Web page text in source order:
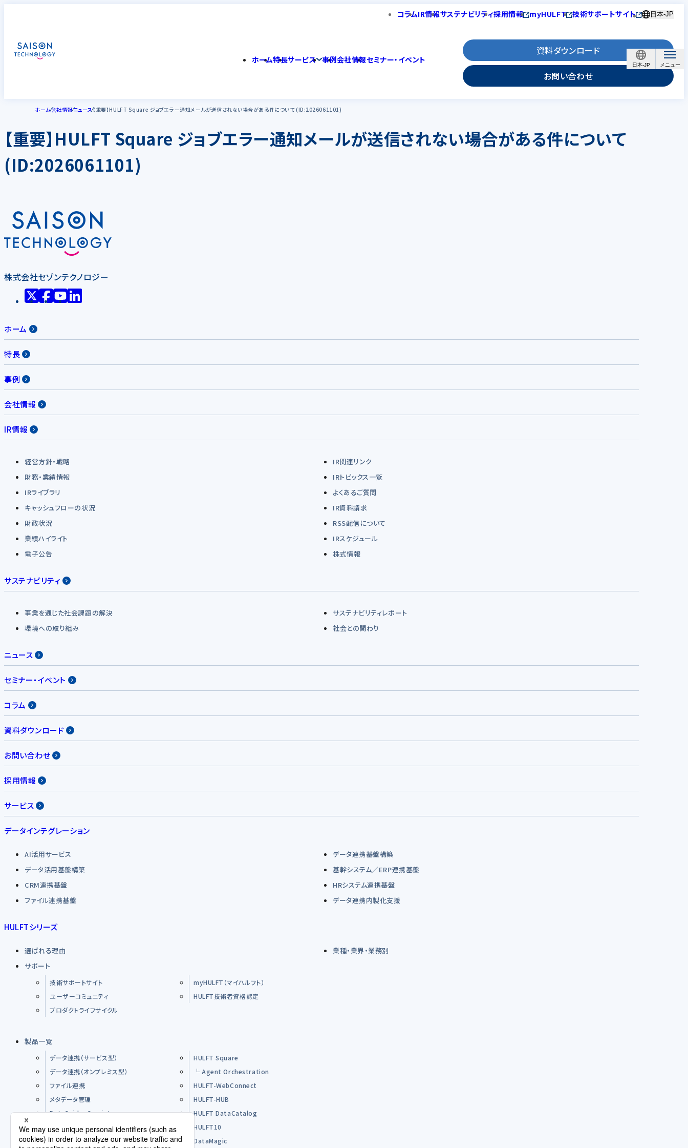
日本-JP
コラムIR情報サステナビリティ採用情報 myHULFT 技術サポートサイト 日本-JP
ホーム特長サービス 事例会社情報セミナー・イベント
資料ダウンロード
お問い合わせ
ホーム会社情報ニュース【重要】HULFT Square ジョブエラー通知メールが送信されない場合がある件について (ID:2026061101)
【重要】HULFT Square ジョブエラー通知メールが送信されない場合がある件について
(ID:2026061101)
株式会社セゾンテクノロジー
ホーム
特長
事例
会社情報
IR情報
経営方針・戦略
IR関連リンク
財務・業績情報
IRトピックス一覧
IRライブラリ
よくあるご質問
キャッシュフローの状況
IR資料請求
財政状況
RSS配信について
業績ハイライト
IRスケジュール
電子公告
株式情報
サステナビリティ
事業を通じた社会課題の解決
サステナビリティレポート
環境への取り組み
社会との関わり
ニュース
セミナー・イベント
コラム
資料ダウンロード
お問い合わせ
採用情報
サービス
データインテグレーション
AI活用サービス
データ連携基盤構築
データ活用基盤構築
基幹システム／ERP連携基盤
CRM連携基盤
HRシステム連携基盤
ファイル連携基盤
データ連携内製化支援
HULFTシリーズ
選ばれる理由
業種・業界・業務別
サポート
技術サポートサイト
myHULFT（マイハルフト）
ユーザーコミュニティ
HULFT技術者資格認定
プロダクトライフサイクル
製品一覧
データ連携（サービス型）
HULFT Square
データ連携（オンプレミス型）
└ Agent Orchestration
ファイル連携
HULFT-WebConnect
メタデータ管理
HULFT-HUB
DataSpider Servista
HULFT DataCatalog
その他製品
HULFT10
オープンソースソフトウエア（OSS）
DataMagic